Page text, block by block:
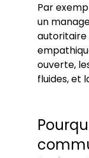
Par
un
autoritaire
ouverte,
fluides, et